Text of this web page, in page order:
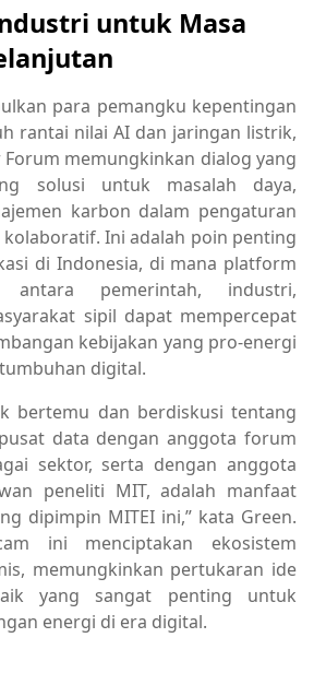
untuk Masa
para pemangku kepentingan
rantai nilai AI dan jaringan listrik,
Forum memungkinkan dialog yang
solusi untuk masalah daya,
karbon dalam pengaturan
Ini adalah poin penting
di Indonesia, di mana platform
antara pemerintah, industri,
sipil dapat mempercepat
kebijakan yang pro-energi
digital.
bertemu dan berdiskusi tentang
data dengan anggota forum
sektor, serta dengan anggota
peneliti MIT, adalah manfaat
dipimpin MITEI ini,” kata Green.
ini menciptakan ekosistem
memungkinkan pertukaran ide
yang sangat penting untuk
energi di era digital.